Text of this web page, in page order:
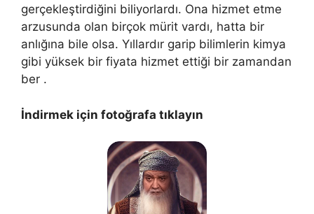
gerçekleştirdiğini biliyorlardı. Ona hizmet etme
arzusunda olan birçok mürit vardı, hatta bir
anlığına bile olsa. Yıllardır garip bilimlerin kimya
gibi yüksek bir fiyata hizmet ettiği bir zamandan
ber .
İndirmek için fotoğrafa tıklayın